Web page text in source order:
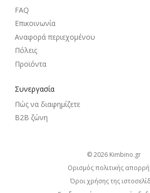
FAQ
Επικοινωνία
Αναφορά περιεχομένου
Πόλεις
Προϊόντα
Συνεργασία
Πώς να διαφημίζετε
B2B ζώνη
© 2026
kimbino.gr
Ορισμός πολιτικής
Όροι χρήσης της